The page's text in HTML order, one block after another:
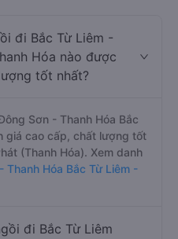
đi Bắc Từ Liêm -
Hóa nào được
tốt nhất?
Sơn - Thanh Hóa Bắc
giá cao cấp, chất lượng tốt
(Thanh Hóa). Xem danh
Thanh Hóa Bắc Từ Liêm -
đi Bắc Từ Liêm